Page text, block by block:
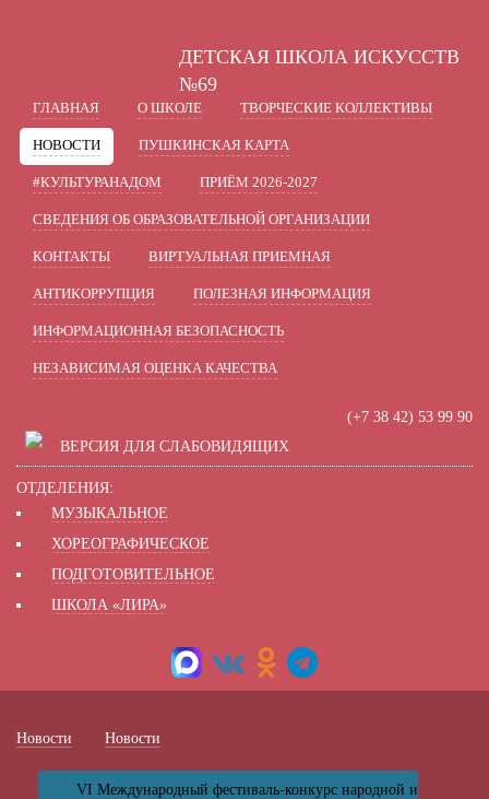
Включить изображения
Интервал: Одинарный Полуторный
Разрядка: Стандартный
Гарнитура: Без засечек С засечками
ДЕТСКАЯ ШКОЛА ИСКУССТВ
№69
ГЛАВНАЯ О ШКОЛЕ ТВОРЧЕСКИЕ КОЛЛЕКТИВЫ
НОВОСТИ ПУШКИНСКАЯ КАРТА
#КУЛЬТУРАНАДОМ ПРИЁМ 2026-2027
СВЕДЕНИЯ ОБ ОБРАЗОВАТЕЛЬНОЙ ОРГАНИЗАЦИИ
КОНТАКТЫ ВИРТУАЛЬНАЯ ПРИЕМНАЯ
АНТИКОРРУПЦИЯ ПОЛЕЗНАЯ ИНФОРМАЦИЯ
ИНФОРМАЦИОННАЯ БЕЗОПАСНОСТЬ
НЕЗАВИСИМАЯ ОЦЕНКА КАЧЕСТВА
(+7 38 42) 53 99 90
ВЕРСИЯ ДЛЯ СЛАБОВИДЯЩИХ
ОТДЕЛЕНИЯ:
МУЗЫКАЛЬНОЕ
ХОРЕОГРАФИЧЕСКОЕ
ПОДГОТОВИТЕЛЬНОЕ
ШКОЛА «ЛИРА»
Новости Новости
VI Международный фестиваль-конкурс народной и